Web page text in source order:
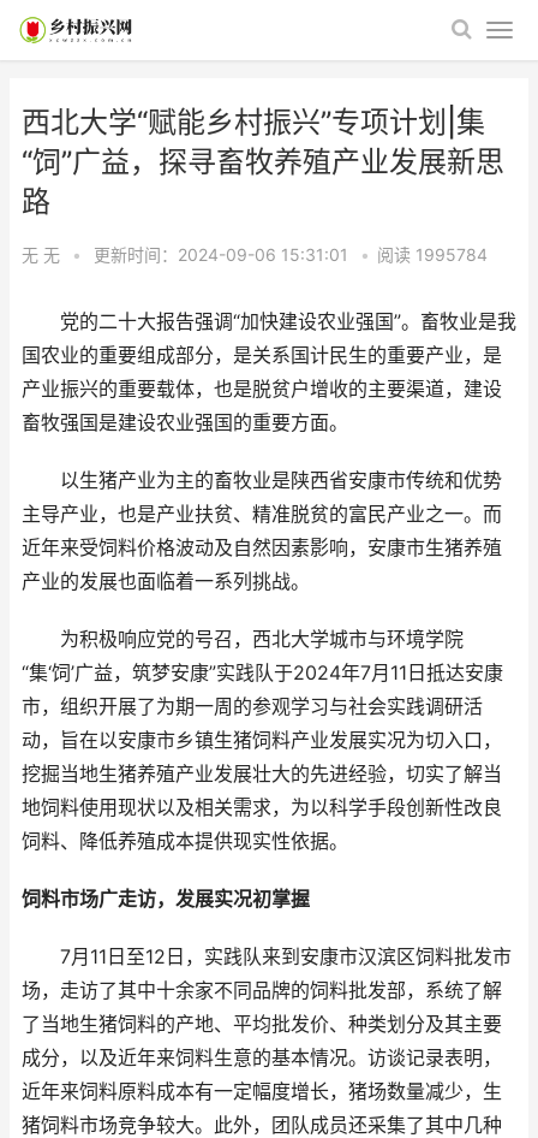
西北大学“赋能乡村振兴”专项计划|集
“饲”广益，探寻畜牧养殖产业发展新思
路
无 无 • 更新时间：2024-09-06 15:31:01 • 阅读 1995784
党的二十大报告强调“加快建设农业强国”。畜牧业是我
国农业的重要组成部分，是关系国计民生的重要产业，是
产业振兴的重要载体，也是脱贫户增收的主要渠道，建设
畜牧强国是建设农业强国的重要方面。
以生猪产业为主的畜牧业是陕西省安康市传统和优势
主导产业，也是产业扶贫、精准脱贫的富民产业之一。而
近年来受饲料价格波动及自然因素影响，安康市生猪养殖
产业的发展也面临着一系列挑战。
为积极响应党的号召，西北大学城市与环境学院
“集‘饲’广益，筑梦安康”实践队于2024年7月11日抵达安康
市，组织开展了为期一周的参观学习与社会实践调研活
动，旨在以安康市乡镇生猪饲料产业发展实况为切入口，
挖掘当地生猪养殖产业发展壮大的先进经验，切实了解当
地饲料使用现状以及相关需求，为以科学手段创新性改良
饲料、降低养殖成本提供现实性依据。
饲料市场广走访，发展实况初掌握
7月11日至12日，实践队来到安康市汉滨区饲料批发市
场，走访了其中十余家不同品牌的饲料批发部，系统了解
了当地生猪饲料的产地、平均批发价、种类划分及其主要
成分，以及近年来饲料生意的基本情况。访谈记录表明，
近年来饲料原料成本有一定幅度增长，猪场数量减少，生
猪饲料市场竞争较大。此外，团队成员还采集了其中几种